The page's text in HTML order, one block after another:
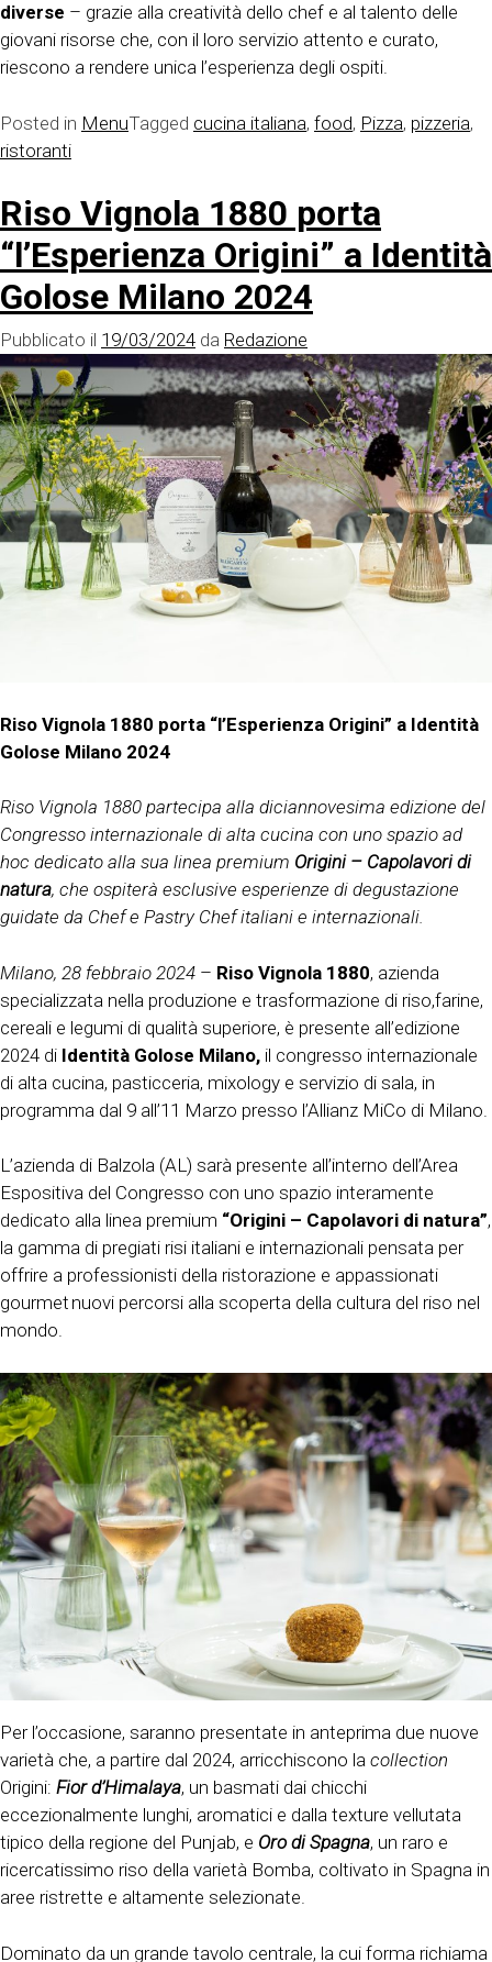
diverse – grazie alla creatività dello chef e al talento delle
giovani risorse che, con il loro servizio attento e curato,
riescono a rendere unica l’esperienza degli ospiti.
Posted in MenuTagged cucina italiana, food, Pizza, pizzeria,
ristoranti
Riso Vignola 1880 porta
“l’Esperienza Origini” a Identità
Golose Milano 2024
Pubblicato il 19/03/2024 da Redazione
Riso Vignola 1880 porta “l’Esperienza Origini” a Identità
Golose Milano 2024
Riso Vignola 1880 partecipa alla diciannovesima edizione del
Congresso internazionale di alta cucina con uno spazio ad
hoc dedicato alla sua linea premium Origini – Capolavori di
natura, che ospiterà esclusive esperienze di degustazione
guidate da Chef e Pastry Chef italiani e internazionali.
Milano, 28 febbraio 2024 – Riso Vignola 1880, azienda
specializzata nella produzione e trasformazione di riso,farine,
cereali e legumi di qualità superiore, è presente all’edizione
2024 di Identità Golose Milano, il congresso internazionale
di alta cucina, pasticceria, mixology e servizio di sala, in
programma dal 9 all’11 Marzo presso l’Allianz MiCo di Milano.
L’azienda di Balzola (AL) sarà presente all’interno dell’Area
Espositiva del Congresso con uno spazio interamente
dedicato alla linea premium “Origini – Capolavori di natura”,
la gamma di pregiati risi italiani e internazionali pensata per
offrire a professionisti della ristorazione e appassionati
gourmet nuovi percorsi alla scoperta della cultura del riso nel
mondo.
Per l’occasione, saranno presentate in anteprima due nuove
varietà che, a partire dal 2024, arricchiscono la collection
Origini: Fior d’Himalaya, un basmati dai chicchi
eccezionalmente lunghi, aromatici e dalla texture vellutata
tipico della regione del Punjab, e Oro di Spagna, un raro e
ricercatissimo riso della varietà Bomba, coltivato in Spagna in
aree ristrette e altamente selezionate.
Dominato da un grande tavolo centrale, la cui forma richiama